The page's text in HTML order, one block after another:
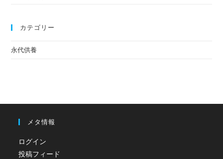
カテゴリー
永代供養
メタ情報
ログイン
投稿フィード